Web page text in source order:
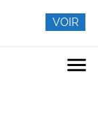
menu
VOIR